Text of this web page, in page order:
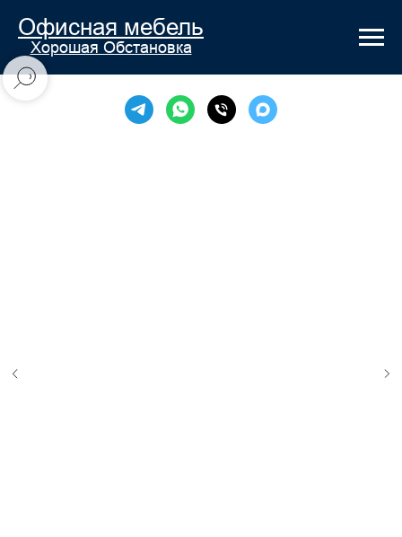
Офисная мебель
Хорошая Обстановка